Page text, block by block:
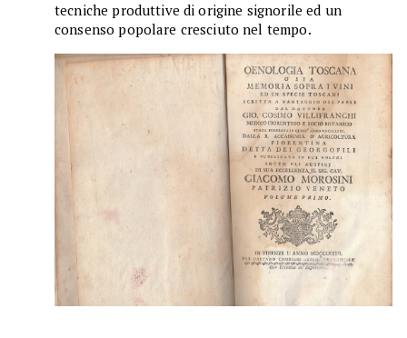
tecniche produttive di origine signorile ed un
consenso popolare cresciuto nel tempo.